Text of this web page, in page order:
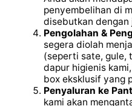
penyembelihan di
disebutkan dengan
Pengolahan &
segera diolah
(seperti sate, gule,
dapur higienis
box eksklusif yang
Penyaluran ke
kami akan